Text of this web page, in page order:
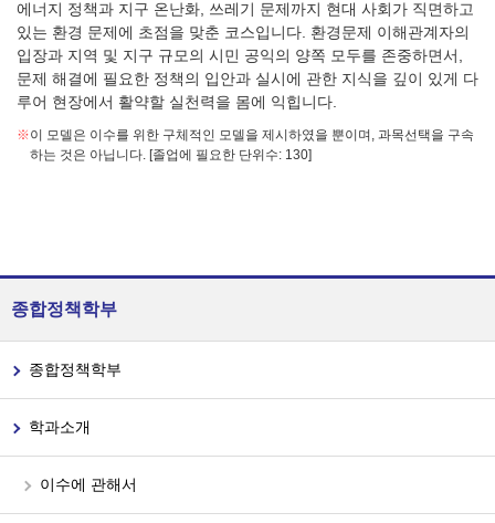
에너지 정책과 지구 온난화, 쓰레기 문제까지 현대 사회가 직면하고
있는 환경 문제에 초점을 맞춘 코스입니다. 환경문제 이해관계자의
입장과 지역 및 지구 규모의 시민 공익의 양쪽 모두를 존중하면서,
문제 해결에 필요한 정책의 입안과 실시에 관한 지식을 깊이 있게 다
루어 현장에서 활약할 실천력을 몸에 익힙니다.
※이 모델은 이수를 위한 구체적인 모델을 제시하였을 뿐이며, 과목선택을 구속
하는 것은 아닙니다. [졸업에 필요한 단위수: 130]
종합정책학부
종합정책학부
학과소개
이수에 관해서